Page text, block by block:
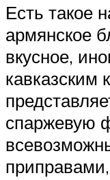
Есть такое
армянское
вкусное,
кавказским
спаржевую